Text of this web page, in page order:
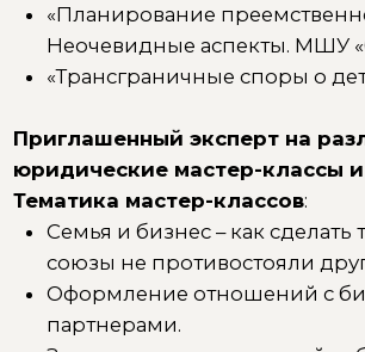
Одна из авторов коллективных
монографий: «Юридическая судьба бизнеса
при расторжении брака и наследовании»,
издательство: Проспект и «Семейный бизнес в
издательство: Проспект.
Тематика авторских статей для научно-
практических профессиональных изданий:
Режим имущества супругов в отношении
материальных носителей, в которых
воплощены результаты интеллектуальной
Раздел имущества, в состав которого
входит исключительное право, между
наследниками.